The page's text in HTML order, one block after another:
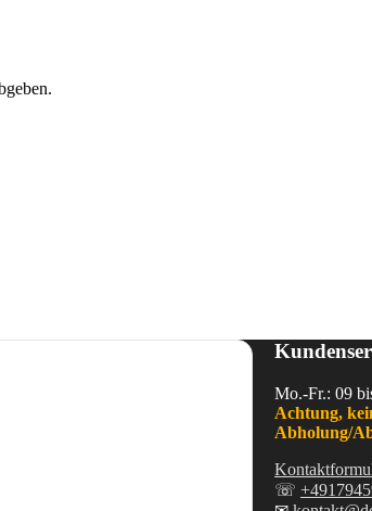
Mo.-Fr.: 09
Achtung,
Abholung/
☏